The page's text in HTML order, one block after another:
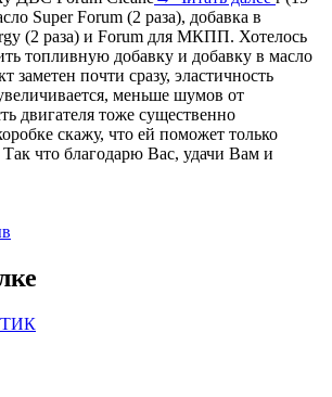
Super Forum (2 раза), добавка в
(2 раза) и Forum для МКПП. Хотелось
топливную добавку и добавку в масло
почти сразу, эластичность
меньше шумов от
двигателя тоже существенно
скажу, что ей поможет только
что благодарю Вас, удачи Вам и